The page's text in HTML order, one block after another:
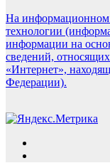
На информационном
технологии
информации на
сведений,
«Интернет»,
Федерации).